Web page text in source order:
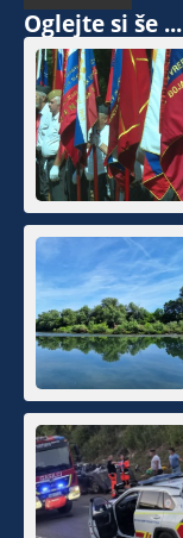
Oglejte si še ...